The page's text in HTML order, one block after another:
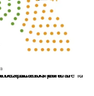
la Bicameralidad.